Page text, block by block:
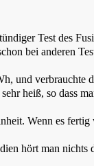
Test des
bei anderen
und verbrauchte
heiß, so dass
Wenn es
hört man nichts